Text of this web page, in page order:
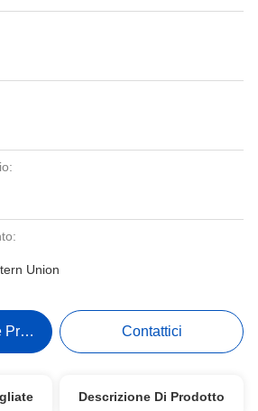
Union
Contattici
Descrizione Di Prodotto